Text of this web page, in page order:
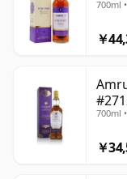
700ml
￥
700ml
￥